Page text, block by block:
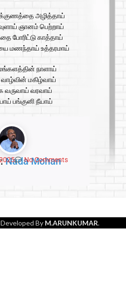
அழித்தாய்
ஞானம் பெற்றாய்
போரிட்டு காத்தாய்
மணந்தாய் உத்தரமாய்
நாளாய்
வாழ்வின் மகிழ்வாய்
வருவாய் வரவாய்
பங்குனி நீயாய்
Nada Mohan
No Comments
By M.ARUNKUMAR.